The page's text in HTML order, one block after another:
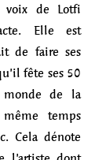
de Lotfi
Elle est
de faire ses
fête ses 50
de la
temps
Cela dénote